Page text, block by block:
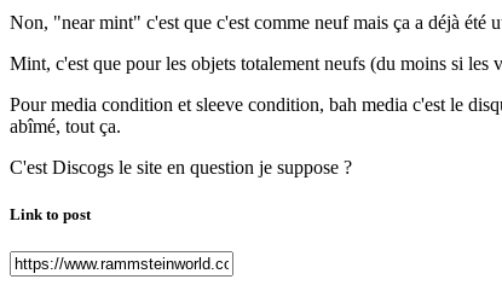
Non, "near mint" c'est que c'est comme neuf mais ça a déjà été
Mint, c'est que pour les objets totalement neufs (du moins si les
Pour media condition et sleeve condition, bah media c'est le
abîmé, tout ça.
C'est Discogs le site en question je suppose ?
Link to post